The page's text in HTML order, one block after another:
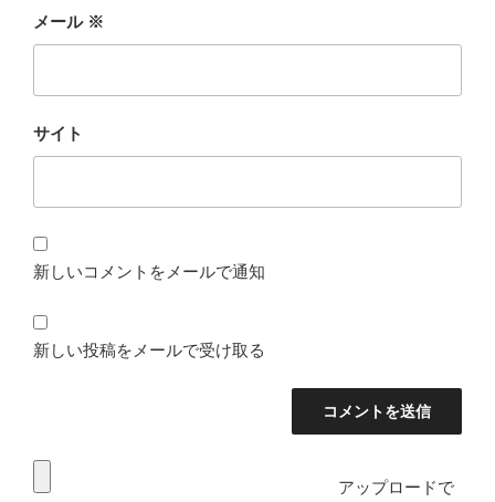
メール ※
サイト
新しいコメントをメールで通知
新しい投稿をメールで受け取る
アップロードで